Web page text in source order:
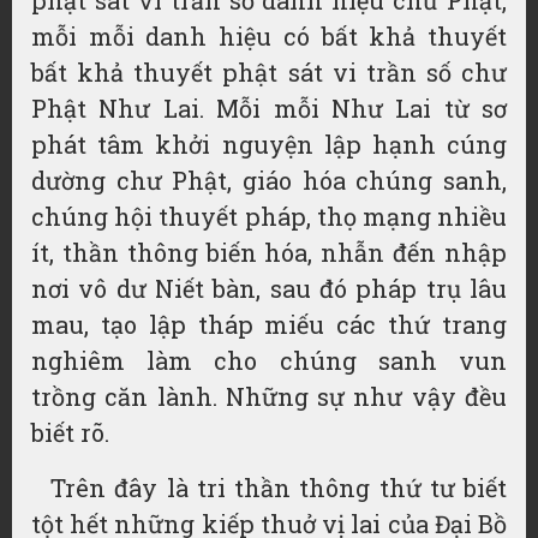
mỗi mỗi danh hiệu có bất khả thuyết
bất khả thuyết phật sát vi trần số chư
Phật Như Lai. Mỗi mỗi Như Lai từ sơ
phát tâm khởi nguyện lập hạnh cúng
dường chư Phật, giáo hóa chúng sanh,
chúng hội thuyết pháp, thọ mạngnhiều
ít, thần thông biến hóa, nhẫn đến nhập
nơi vô dư Niết bàn, sau đó pháp trụlâu
mau, tạo lập tháp miếu các thứ trang
nghiêm làm cho chúng sanh vun
trồng căn lành. Những sự như vậy đều
biết rõ.
Trên đây là tri thần thông thứ tư biết
tột hết những kiếp thuở vị lai của Đại Bồ